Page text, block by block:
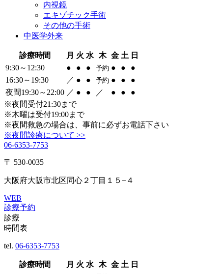
内視鏡
エキゾチック手術
その他の手術
中医学外来
診療時間 月 火 水 木 金 土 日
9:30～12:30
● ● ● 予約 ● ●
●
16:30～19:30
／ ● ● 予約 ● ●
●
夜間19:30～22:00 ／ ● ● ／ ● ●
●
※夜間受付21:30まで
※木曜は受付19:00まで
※夜間救急の場合は、事前に必ずお電話下さい
※夜間診療について >>
06-6353-7753
〒 530-0035
大阪府大阪市北区同心２丁目１５−４
WEB
診療予約
診療
時間表
tel. 06-6353-7753
診療時間 月 火 水 木 金 土 日